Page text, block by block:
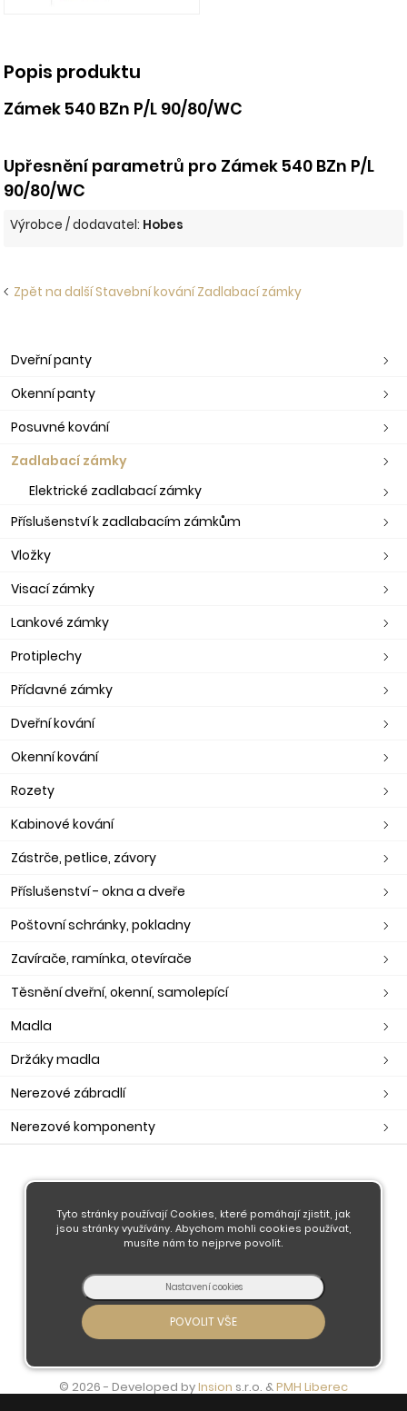
Popis produktu
Zámek 540 BZn P/L 90/80/WC
Upřesnění parametrů pro Zámek 540 BZn P/L
90/80/WC
Výrobce / dodavatel: Hobes
Zpět na další Stavební kování Zadlabací zámky
Dveřní panty
Okenní panty
Posuvné kování
Zadlabací zámky
Elektrické zadlabací zámky
Příslušenství k zadlabacím zámkům
Vložky
Visací zámky
Lankové zámky
Protiplechy
Přídavné zámky
Dveřní kování
Okenní kování
Rozety
Kabinové kování
Zástrče, petlice, závory
Příslušenství - okna a dveře
Poštovní schránky, pokladny
Zavírače, ramínka, otevírače
Těsnění dveřní, okenní, samolepící
Madla
Držáky madla
Nerezové zábradlí
Nerezové komponenty
Obchodní podmínky
Doprava a platba
Kontaktujte nás
© 2026 - Developed byInsion s.r.o. &PMH Liberec
Tyto stránky používají Cookies, které pomáhají zjistit, jak
jsou stránky využívány. Abychom mohli cookies používat,
musíte nám to nejprve povolit.